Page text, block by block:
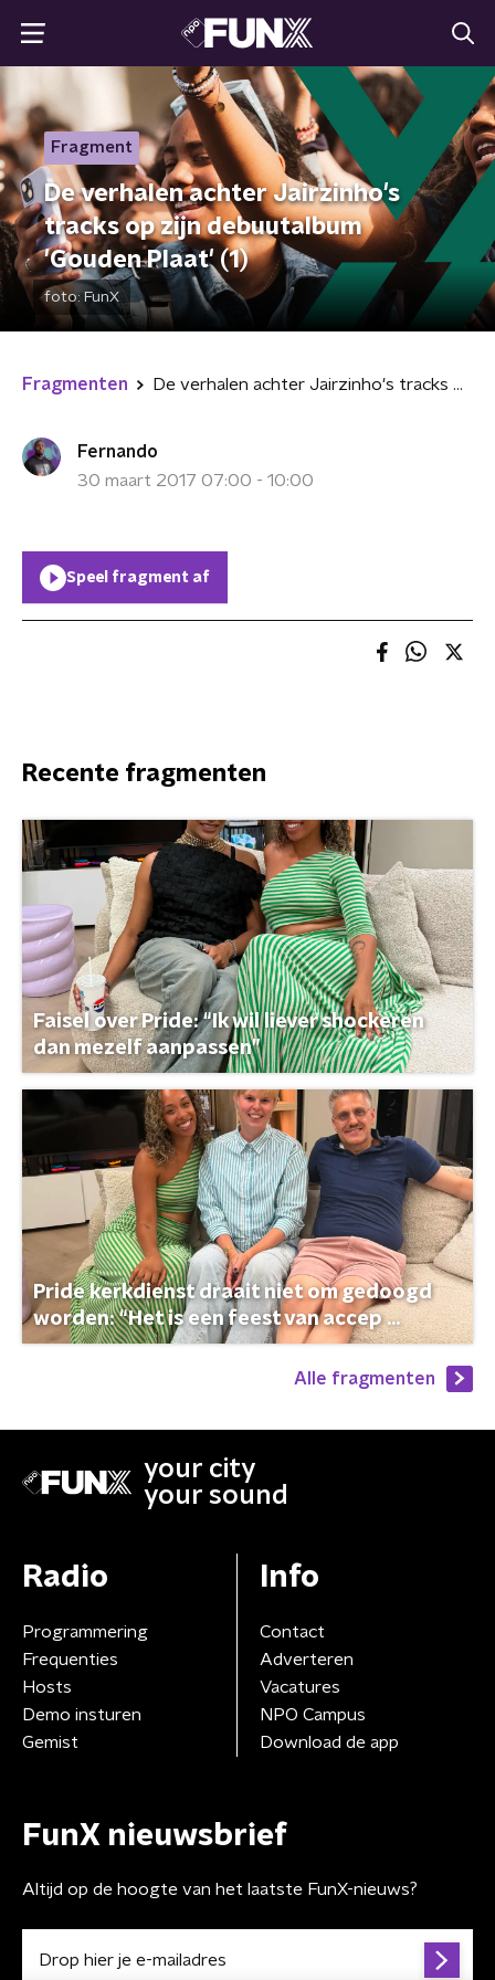
Fragment
De verhalen achter Jairzinho's
tracks op zijn debuutalbum
'Gouden Plaat' (1)
foto: FunX
Fragmenten De verhalen achter Jairzinho's tracks op zijn debuutalbum 'Gouden Plaat' (1)
Fernando
30 maart 2017 07:00 - 10:00
Speel fragment af
Recente fragmenten
Faisel over Pride: “Ik wil liever shockeren
dan mezelf aanpassen”
Pride kerkdienst draait niet om gedoogd
worden: “Het is een feest van accep ...
Alle fragmenten
your city
your sound
Radio
Programmering
Frequenties
Hosts
Demo insturen
Gemist
Info
Contact
Adverteren
Vacatures
NPO Campus
Download de app
FunX nieuwsbrief
Altijd op de hoogte van het laatste FunX-nieuws?